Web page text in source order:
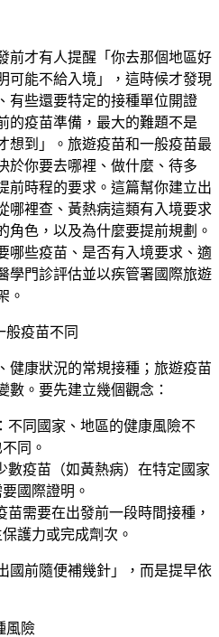
前才有人提醒「你去那個地區好
可能不給入境」，這時候才發現
有些還要特定的接種單位開證
的疫苗準備，最大的難題不是
想到」。旅遊疫苗和一般疫苗最
於你要去哪裡、做什麼、待多
前時程的要求。這篇幫你建立出
哪裡查、黃熱病這類有入境要求
角色，以及為什麼要提前規劃。
哪些疫苗、是否有入境要求、適
學門診評估並以疾管署國際旅遊
。
般疫苗不同
健康狀況的常規接種；旅遊疫苗
數。要先建立幾個觀念：
：不同國家、地區的健康風險不
同。
數疫苗（如黃熱病）在特定國家
國際證明。
苗需要在出發前一段時間接種，
護力或完成劑次。
國前隨便補幾針」，而是提早依
風險